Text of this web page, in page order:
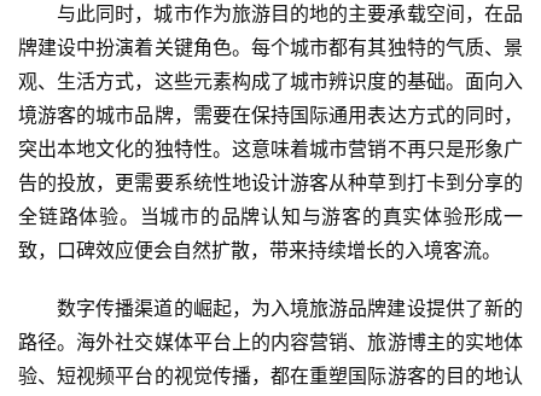
与此同时，城市作为旅游目的地的主要承载空间，在品
牌建设中扮演着关键角色。每个城市都有其独特的气质、景
观、生活方式，这些元素构成了城市辨识度的基础。面向入
境游客的城市品牌，需要在保持国际通用表达方式的同时，
突出本地文化的独特性。这意味着城市营销不再只是形象广
告的投放，更需要系统性地设计游客从种草到打卡到分享的
全链路体验。当城市的品牌认知与游客的真实体验形成一
致，口碑效应便会自然扩散，带来持续增长的入境客流。
数字传播渠道的崛起，为入境旅游品牌建设提供了新的
路径。海外社交媒体平台上的内容营销、旅游博主的实地体
验、短视频平台的视觉传播，都在重塑国际游客的目的地认